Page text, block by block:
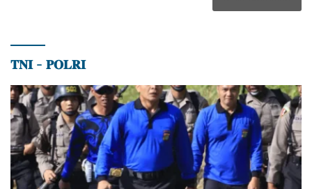
𝐓𝐍𝐈 – 𝐏𝐎𝐋𝐑𝐈